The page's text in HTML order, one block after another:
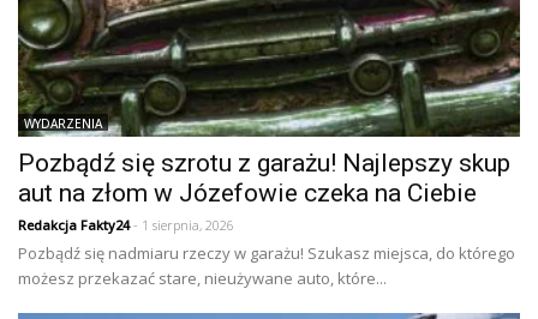
WYDARZENIA
Pozbądź się szrotu z garażu! Najlepszy skup
aut na złom w Józefowie czeka na Ciebie
Redakcja Fakty24- 1 sierpnia, 2026
Pozbądź się nadmiaru rzeczy w garażu! Szukasz miejsca, do którego
możesz przekazać stare, nieużywane auto, które...